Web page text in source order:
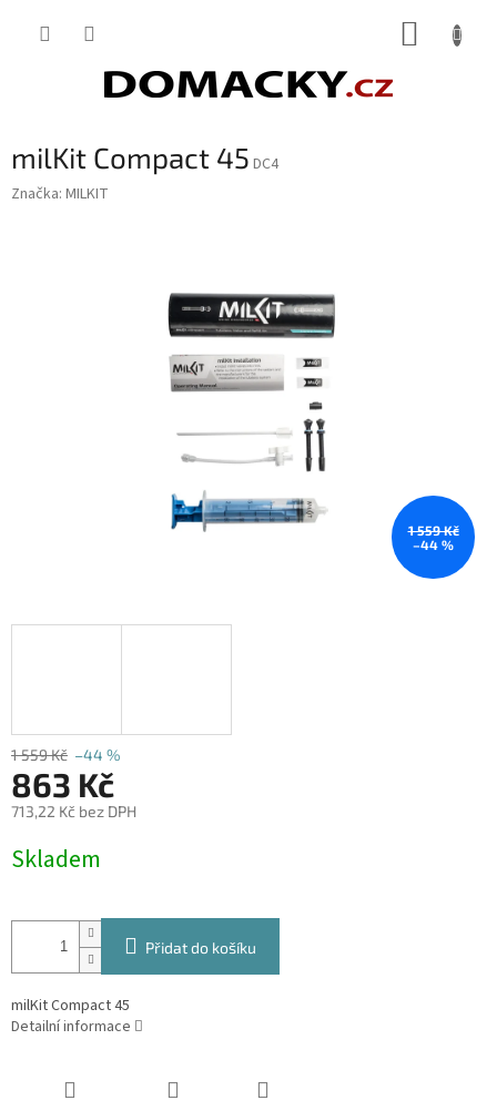
milKit Compact 45 DC4
Značka: MILKIT
1 559 Kč
–44 %
1 559 Kč –44 %
863 Kč
713,22 Kč bez DPH
cena:
Skladem
Přidat do košíku
milKit Compact 45
Detailní informace